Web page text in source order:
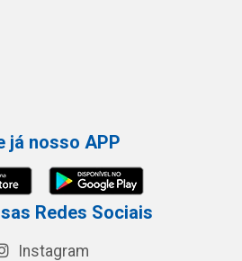
já nosso APP
Redes Sociais
Instagram